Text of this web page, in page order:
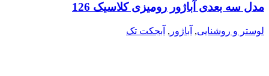
مدل سه بعدی آباژور رومیزی کلاسیک 126
لوستر و روشنایی, آباژور , آبجکت تک